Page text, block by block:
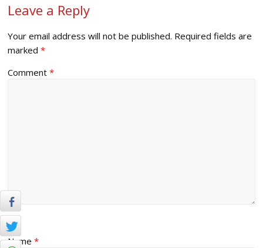
Leave a Reply
Your email address will not be published. Required fields are
marked*
Comment*
Name*